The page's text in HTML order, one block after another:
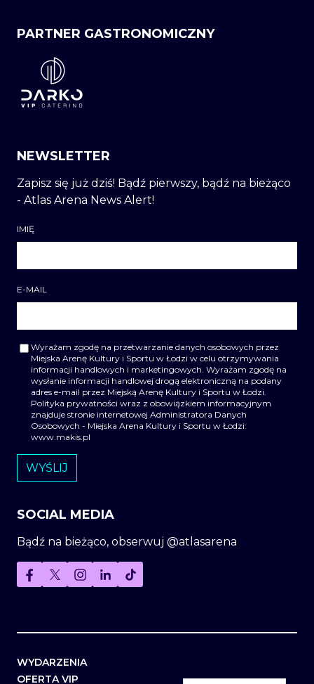
PARTNER GASTRONOMICZNY
NEWSLETTER
Zapisz się już dziś! Bądź pierwszy, bądź na bieżąco
- Atlas Arena News Alert!
IMIĘ
E-MAIL
Wyrażam zgodę na przetwarzanie danych osobowych przez
Miejska Arenę Kultury i Sportu w Łodzi w celu otrzymywania
informacji handlowych i marketingowych. Wyrażam zgodę na
wysłanie informacji handlowej drogą elektroniczną na podany
adres e-mail przez Miejską Arenę Kultury i Sportu w Łodzi.
Polityka prywatności wraz z obowiązkiem informacyjnym
znajduje stronie internetowej Administratora Danych
Osobowych - Miejska Arena Kultury i Sportu w Łodzi:
www.makis.pl
SOCIAL MEDIA
Bądź na bieżąco, obserwuj @atlasarena
WYDARZENIA
OFERTA VIP